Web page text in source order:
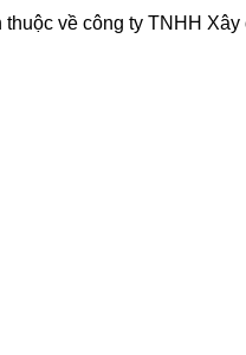
thuộc về công ty TNHH